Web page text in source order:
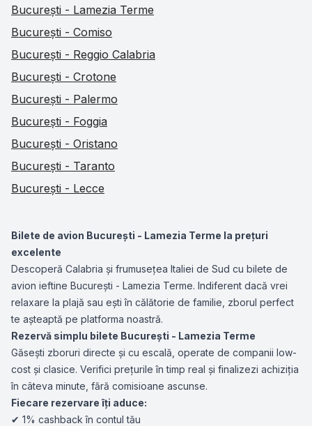
București - Lamezia Terme
București - Comiso
București - Reggio Calabria
București - Crotone
București - Palermo
București - Foggia
București - Oristano
București - Taranto
București - Lecce
Bilete de avion București - Lamezia Terme la prețuri
excelente
Descoperă Calabria și frumusețea Italiei de Sud cu bilete de
avion ieftine București - Lamezia Terme. Indiferent dacă vrei
relaxare la plajă sau ești în călătorie de familie, zborul perfect
te așteaptă pe platforma noastră.
Rezervă simplu bilete București - Lamezia Terme
Găsești zboruri directe și cu escală, operate de companii low-
cost și clasice. Verifici prețurile în timp real și finalizezi achiziția
în câteva minute, fără comisioane ascunse.
Fiecare rezervare îți aduce:
✔ 1% cashback în contul tău